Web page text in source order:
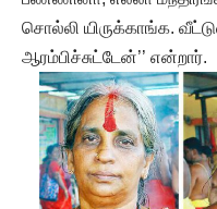
சொல்லி யிருக்காங்க.
ஆரம்பிச்சுட்டேன்’’ என்றார்.